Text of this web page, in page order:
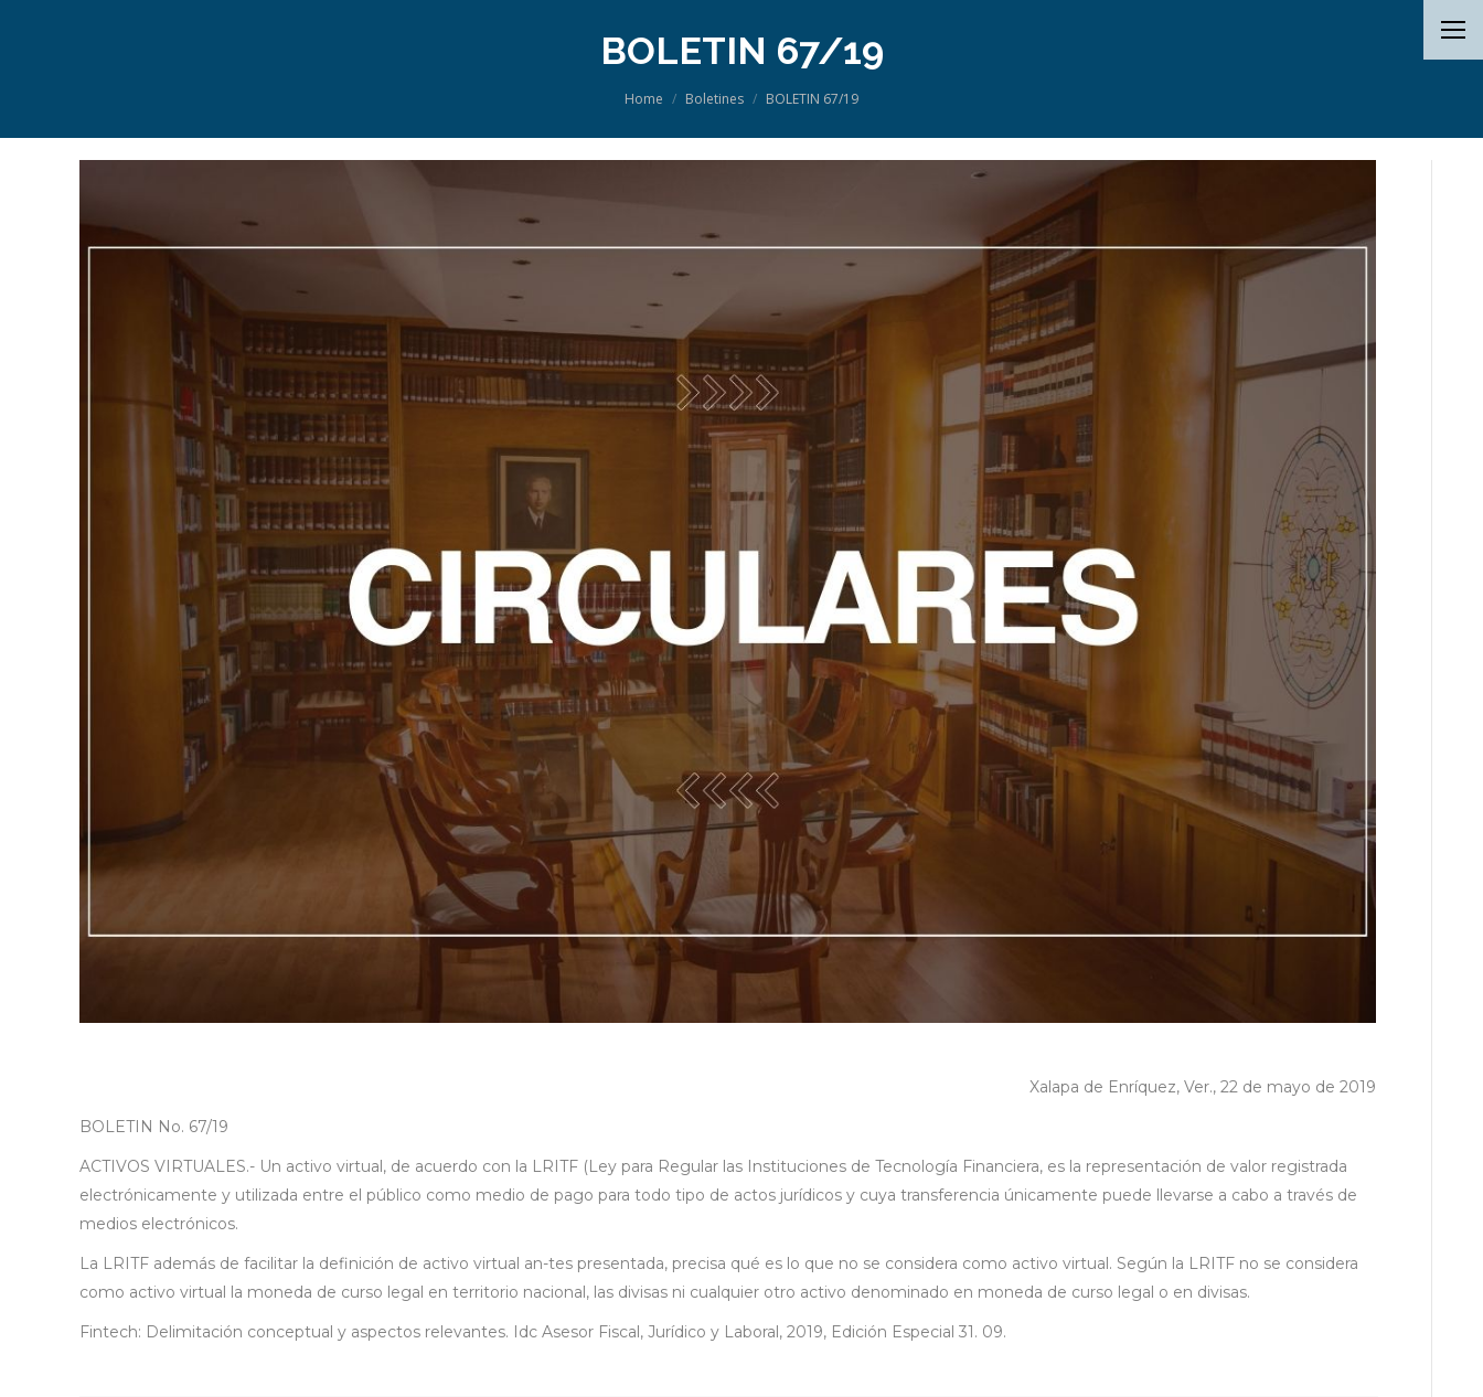
BOLETIN 67/19
You are here:
Home Boletines BOLETIN 67/19
Xalapa de Enríquez, Ver., 22 de mayo de 2019
BOLETIN No. 67/19
ACTIVOS VIRTUALES.- Un activo virtual, de acuerdo con la LRITF (Ley para Regular las Instituciones de Tecnología Financiera, es la representación de valor registrada
electrónicamente y utilizada entre el público como medio de pago para todo tipo de actos jurídicos y cuya transferencia únicamente puede llevarse a cabo a través de
medios electrónicos.
La LRITF además de facilitar la definición de activo virtual an-tes presentada, precisa qué es lo que no se considera como activo virtual. Según la LRITF no se considera
como activo virtual la moneda de curso legal en territorio nacional, las divisas ni cualquier otro activo denominado en moneda de curso legal o en divisas.
Fintech: Delimitación conceptual y aspectos relevantes. Idc Asesor Fiscal, Jurídico y Laboral, 2019, Edición Especial 31. 09.